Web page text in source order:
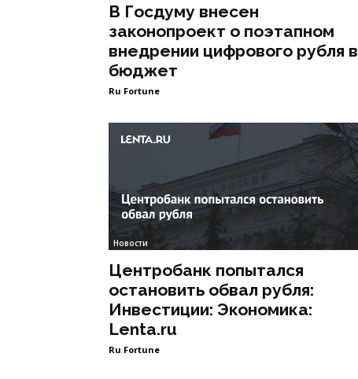
В Госдуму внесен
законопроект о поэтапном
внедрении цифрового рубля в
бюджет
Ru Fortune
Новости
Центробанк попытался
остановить обвал рубля:
Инвестиции: Экономика:
Lenta.ru
Ru Fortune